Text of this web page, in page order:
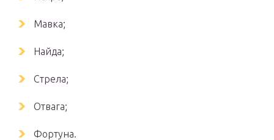
Мавка;
Найда;
Стрела;
Отвага;
Фортуна.